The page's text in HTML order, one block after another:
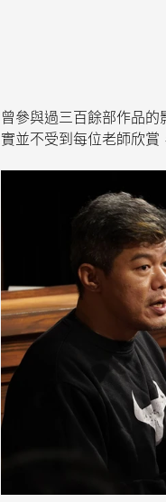
曾參與過三百餘部作品
實並不受到每位老師欣賞